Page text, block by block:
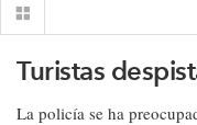
Turistas
La policía se ha